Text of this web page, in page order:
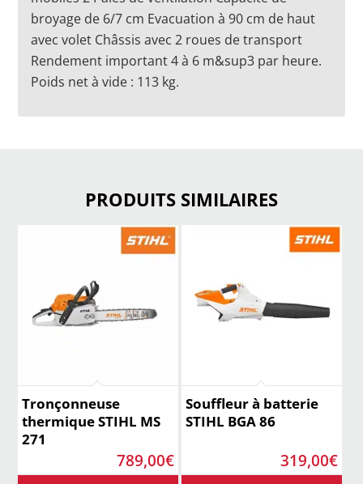
broyage de 6/7 cm Evacuation à 90 cm de haut
avec volet Châssis avec 2 roues de transport
Rendement important 4 à 6 m&sup3 par heure.
Poids net à vide : 113 kg.
PRODUITS SIMILAIRES
Tronçonneuse
thermique STIHL MS
271
789,00€
Souffleur à batterie
STIHL BGA 86
319,00€